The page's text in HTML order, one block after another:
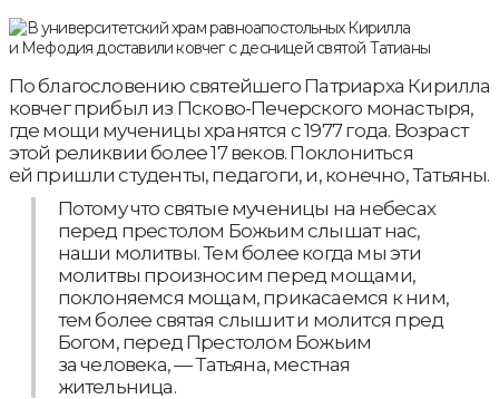
По благословению святейшего Патриарха Кирилла
ковчег прибыл из Псково-Печерского монастыря,
где мощи мученицы хранятся с 1977 года. Возраст
этой реликвии более 17 веков. Поклониться
ей пришли студенты, педагоги, и, конечно, Татьяны.
Потому что святые мученицы на небесах
перед престолом Божьим слышат нас,
наши молитвы. Тем более когда мы эти
молитвы произносим перед мощами,
поклоняемся мощам, прикасаемся к ним,
тем более святая слышит и молится пред
Богом, перед Престолом Божьим
за человека, — Татьяна, местная
жительница.